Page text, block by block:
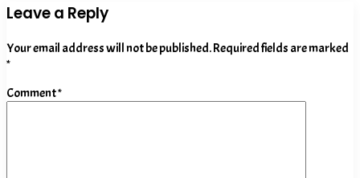
Leave a Reply
Your email address will not be published.Required fields are marked
*
Comment*